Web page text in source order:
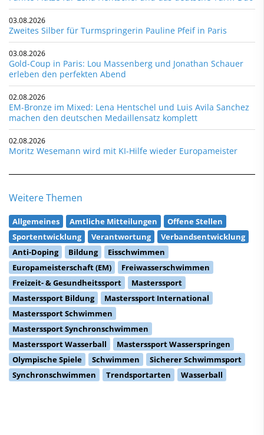
03.08.2026
Zweites Silber für Turmspringerin Pauline Pfeif in Paris
03.08.2026
Gold-Coup in Paris: Lou Massenberg und Jonathan Schauer
erleben den perfekten Abend
02.08.2026
EM-Bronze im Mixed: Lena Hentschel und Luis Avila Sanchez
machen den deutschen Medaillensatz komplett
02.08.2026
Moritz Wesemann wird mit KI-Hilfe wieder Europameister
Weitere Themen
Allgemeines Amtliche Mitteilungen
Offene Stellen
Sportentwicklung
Verantwortung
Verbandsentwicklung
Anti-Doping
Bildung
Eisschwimmen
Europameisterschaft (EM)
Freiwasserschwimmen
Freizeit- & Gesundheitssport
Masterssport
Masterssport Bildung
Masterssport International
Masterssport Schwimmen
Masterssport Synchronschwimmen
Masterssport Wasserball
Masterssport Wasserspringen
Olympische Spiele
Schwimmen
Sicherer Schwimmsport
Synchronschwimmen
Trendsportarten Wasserball